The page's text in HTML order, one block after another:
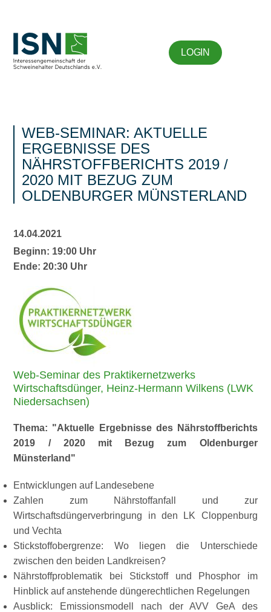
LOGIN
WEB-SEMINAR: AKTUELLE
ERGEBNISSE DES
NÄHRSTOFFBERICHTS 2019 /
2020 MIT BEZUG ZUM
OLDENBURGER MÜNSTERLAND
14.04.2021
Beginn: 19:00 Uhr
Ende: 20:30 Uhr
Web-Seminar des Praktikernetzwerks
Wirtschaftsdünger, Heinz-Hermann Wilkens (LWK
Niedersachsen)
Thema:
Aktuelle Ergebnisse des Nährstoffberichts
2019 / 2020 mit Bezug zum Oldenburger
Münsterland
Entwicklungen auf Landesebene
Zahlen zum Nährstoffanfall und zur
Wirtschaftsdüngerverbringung in den LK Cloppenburg
und Vechta
Stickstoffobergrenze: Wo liegen die Unterschiede
zwischen den beiden Landkreisen?
Nährstoffproblematik bei Stickstoff und Phosphor im
Hinblick auf anstehende düngerechtlichen Regelungen
Ausblick: Emissionsmodell nach der AVV GeA des